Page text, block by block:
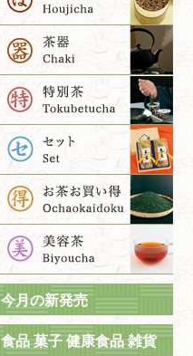
今月の新発売
食品 菓子 健康食品 雑貨